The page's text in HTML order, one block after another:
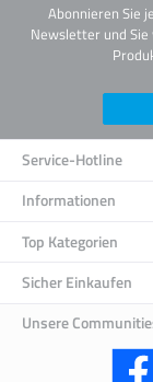
Abonnieren Sie
Newsletter und
Service-Hotline
Informationen
Top Kategorien
Sicher Einkaufen
Unsere